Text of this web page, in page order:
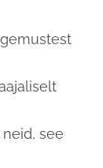
see